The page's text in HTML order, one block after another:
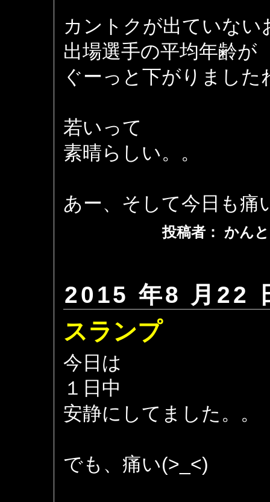
カントクが出ていない
出場選手の平均年齢が
ぐーっと下がりました
若いって
素晴らしい。。
あー、そして今日も痛
投稿者： かん
2015 年8 月22
スランプ
今日は
１日中
安静にしてました。。
でも、痛い(>_<)